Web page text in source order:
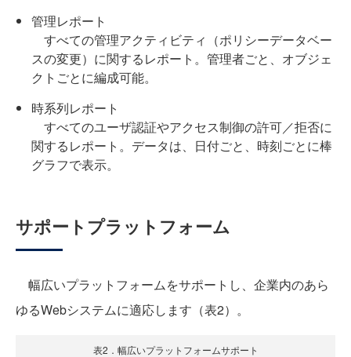
管理レポート
すべての管理アクティビティ（ポリシーデータベー
スの変更）に関するレポート。管理者ごと、オブジェ
クトごとに編成可能。
時系列レポート
すべてのユーザ認証やアクセス制御の許可／拒否に
関するレポート。データは、日付ごと、時刻ごとに棒
グラフで表示。
サポートプラットフォーム
幅広いプラットフォームをサポートし、企業内のあら
ゆるWebシステムに適応します（表2）。
表2．幅広いプラットフォームサポート